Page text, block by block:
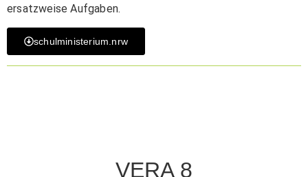
ersatzweise Aufgaben.
schulministerium.nrw
VERA 8